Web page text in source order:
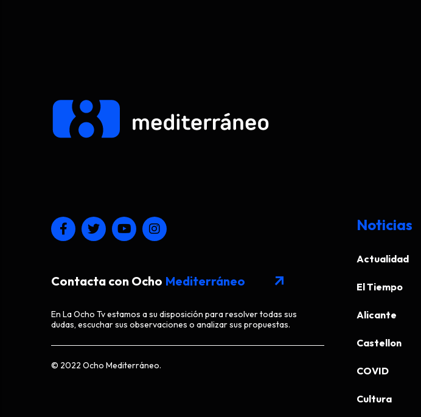
Contacta con Ocho Mediterráneo arrow_outward
En La Ocho Tv estamos a su disposición para resolver todas sus
dudas, escuchar sus observaciones o analizar sus propuestas.
© 2022 Ocho Mediterráneo.
Noticias
Actualidad
El Tiempo
Alicante
Castellon
COVID
Cultura